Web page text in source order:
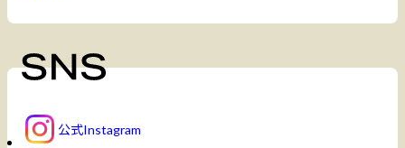
公式Instagram